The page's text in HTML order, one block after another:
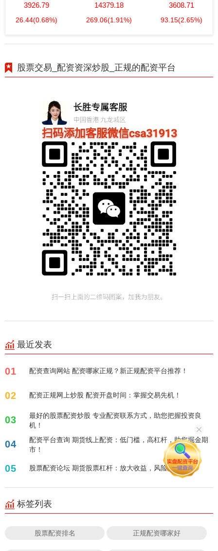
3926.79
26.44(0.68%)
14379.18
269.06(1.91%)
3608.71
93.15(2.65%)
股票交易_配资资深炒股_正规的配资平台
最近发表
01 配资查询网站 配资哪家正规？新正规配资平台推荐！
02 配资正规网上炒股 配资开盘时间：掌握交易先机！
03
最好的股票配资炒股 专业配资联系方式，助您把握投资良
机！
04
配资平台查询 期货线上配资：低门槛，高杠杆，助您掘金期
市！
05 股票配资论坛 期货股票杠杆：放大收益，风险几何？
标签列表
股票配资排名 正规配资哪家好